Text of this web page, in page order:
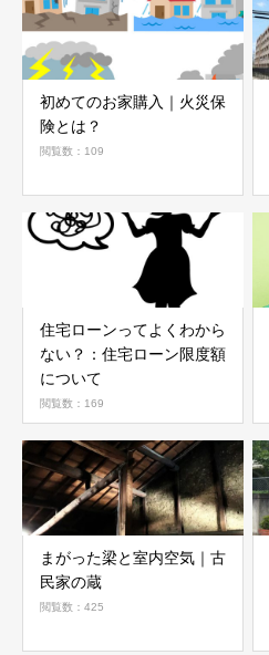
初めてのお家購入｜火災保
険とは？
閲覧数：109
住宅ローンってよくわから
ない？：住宅ローン限度額
について
閲覧数：169
まがった梁と室内空気｜古
民家の蔵
閲覧数：425